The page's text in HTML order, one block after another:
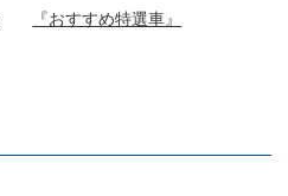
『おすすめ特選車』